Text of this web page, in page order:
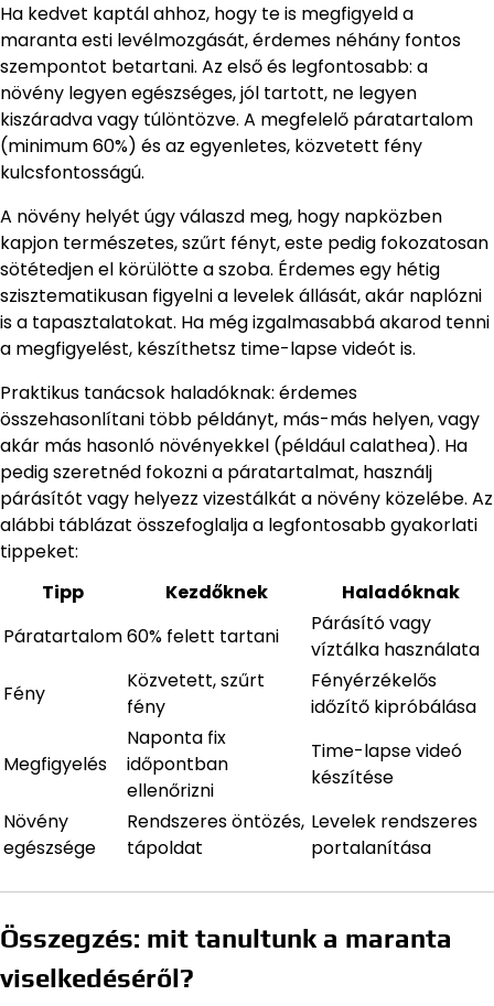
Ha kedvet kaptál ahhoz, hogy te is megfigyeld a
maranta esti levélmozgását, érdemes néhány fontos
szempontot betartani. Az első és legfontosabb: a
növény legyen egészséges, jól tartott, ne legyen
kiszáradva vagy túlöntözve. A megfelelő páratartalom
(minimum 60%) és az egyenletes, közvetett fény
kulcsfontosságú.
A növény helyét úgy válaszd meg, hogy napközben
kapjon természetes, szűrt fényt, este pedig fokozatosan
sötétedjen el körülötte a szoba. Érdemes egy hétig
szisztematikusan figyelni a levelek állását, akár naplózni
is a tapasztalatokat. Ha még izgalmasabbá akarod tenni
a megfigyelést, készíthetsz time-lapse videót is.
Praktikus tanácsok haladóknak: érdemes
összehasonlítani több példányt, más-más helyen, vagy
akár más hasonló növényekkel (például calathea). Ha
pedig szeretnéd fokozni a páratartalmat, használj
párásítót vagy helyezz vizestálkát a növény közelébe. Az
alábbi táblázat összefoglalja a legfontosabb gyakorlati
tippeket:
Tipp
Kezdőknek
Haladóknak
Páratartalom60% felett tartani
Párásító vagy
víztálka használata
Fény
Közvetett, szűrt
fény
Fényérzékelős
időzítő kipróbálása
Megfigyelés
Naponta fix
időpontban
ellenőrizni
Time-lapse videó
készítése
Növény
egészsége
Rendszeres öntözés,
tápoldat
Levelek rendszeres
portalanítása
Összegzés: mit tanultunk a maranta
viselkedéséről?